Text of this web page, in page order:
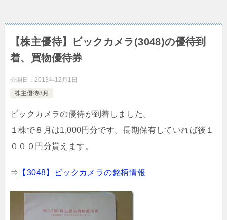
【株主優待】ビックカメラ(3048)の優待到
着、買物優待券
公開日： 2013年12月1日
株主優待8月
ビックカメラの優待が到着しました。
１株で８月は1,000円分です。長期保有していれば後１
０００円分貰えます。
⇒ 【3048】ビックカメラの銘柄情報